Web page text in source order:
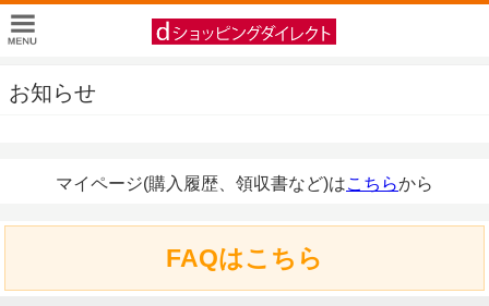
お知らせ
マイページ(購入履歴、領収書など)はこちらから
FAQはこちら